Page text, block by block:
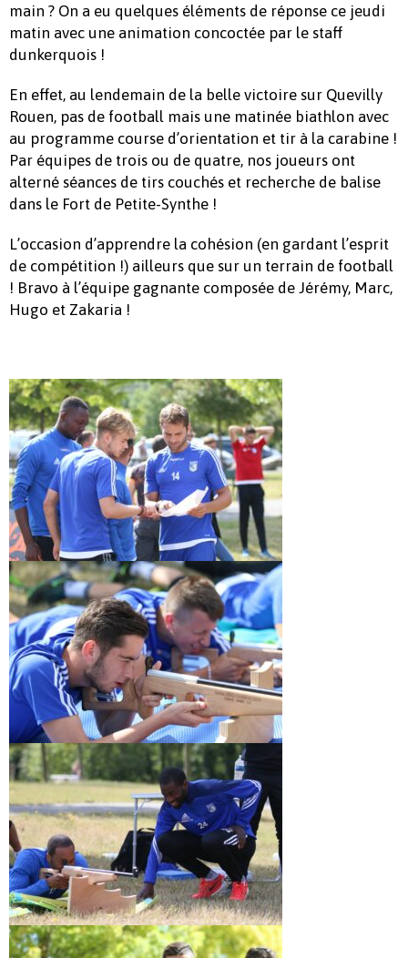
main ? On a eu quelques éléments de réponse ce jeudi
matin avec une animation concoctée par le staff
dunkerquois !
En effet, au lendemain de la belle victoire sur Quevilly
Rouen, pas de football mais une matinée biathlon avec
au programme course d’orientation et tir à la carabine !
Par équipes de trois ou de quatre, nos joueurs ont
alterné séances de tirs couchés et recherche de balise
dans le Fort de Petite-Synthe !
L’occasion d’apprendre la cohésion (en gardant l’esprit
de compétition !) ailleurs que sur un terrain de football
! Bravo à l’équipe gagnante composée de Jérémy, Marc,
Hugo et Zakaria !